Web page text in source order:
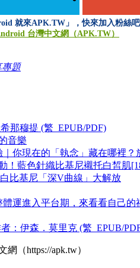
就來APK.TW」，快來加入粉絲吧
台灣中文網（APK.TW）
專題
那穆提 (繁_EPUB/PDF)
音樂
｜你現在的「執念」藏在哪裡？
！藍色針織比基尼襯托白皙肌
比基尼「深V曲線」大解放
運進入平台期，來看看自己的
：伊森．莫里克 (繁_EPUB/
（https://apk.tw）